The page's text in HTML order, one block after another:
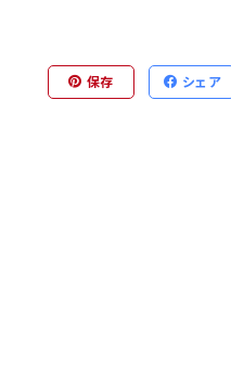
保存 シェア